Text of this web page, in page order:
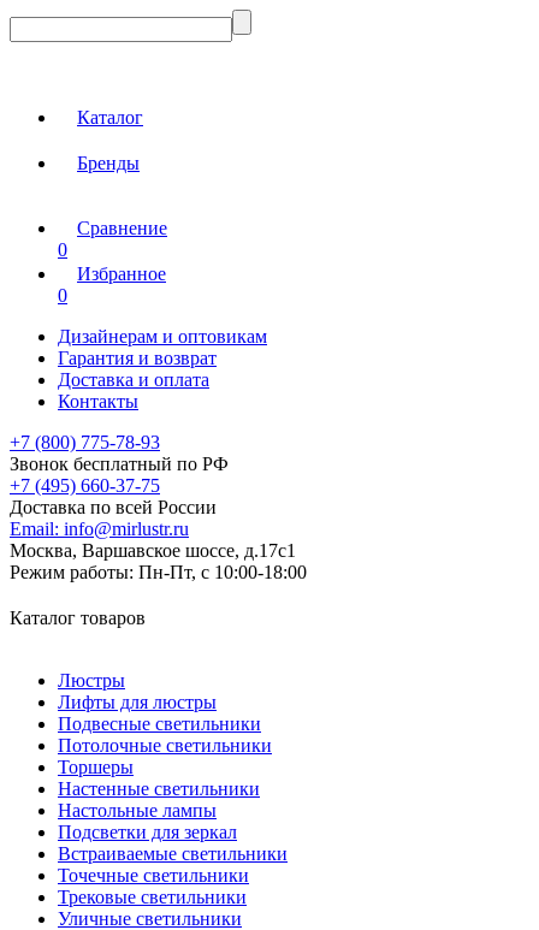
Каталог
Бренды
Сравнение
0
Избранное
0
Дизайнерам и оптовикам
Гарантия и возврат
Доставка и оплата
Контакты
+7 (800) 775-78-93
Звонок бесплатный по РФ
+7 (495) 660-37-75
Доставка по всей России
Email: info@mirlustr.ru
Москва, Варшавское шоссе, д.17c1
Режим работы: Пн-Пт, с 10:00-18:00
Каталог товаров
Люстры
Лифты для люстры
Подвесные светильники
Потолочные светильники
Торшеры
Настенные светильники
Настольные лампы
Подсветки для зеркал
Встраиваемые светильники
Точечные светильники
Трековые светильники
Уличные светильники